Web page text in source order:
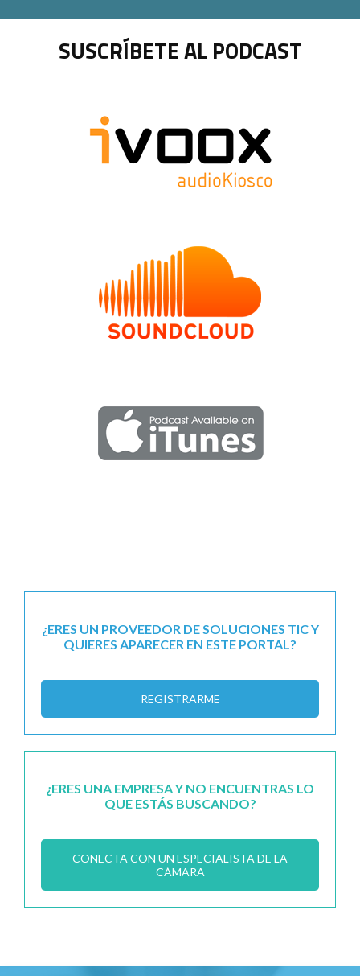
SUSCRÍBETE AL PODCAST
¿ERES UN PROVEEDOR DE SOLUCIONES TIC Y
QUIERES APARECER EN ESTE PORTAL?
REGISTRARME
¿ERES UNA EMPRESA Y NO ENCUENTRAS LO
QUE ESTÁS BUSCANDO?
CONECTA CON UN ESPECIALISTA DE LA
CÁMARA